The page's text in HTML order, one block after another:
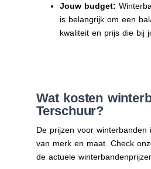
Jouw budget:
is belangrijk om een
kwaliteit en prijs die bij
Wat kosten
Terschuur?
De prijzen voor winterbanden
van merk en maat. Check
de actuele